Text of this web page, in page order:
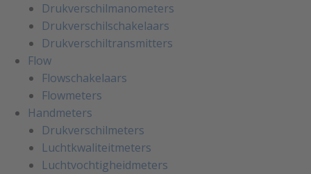
Drukverschilmanometers
Drukverschilschakelaars
Drukverschiltransmitters
Flow
Flowschakelaars
Flowmeters
Handmeters
Drukverschilmeters
Luchtkwaliteitmeters
Luchtvochtigheidmeters